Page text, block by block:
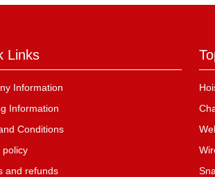
Links
Information
Information
Conditions
policy
and refunds